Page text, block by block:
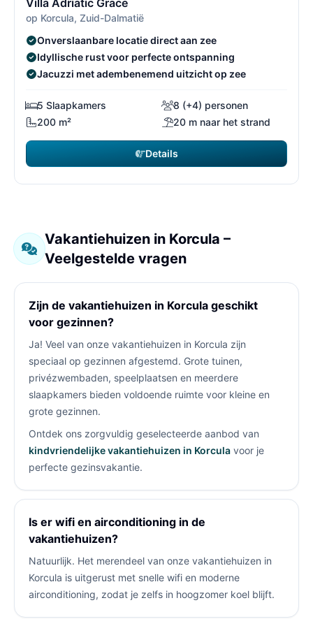
Villa Adriatic Grace
op Korcula, Zuid-Dalmatië
Onverslaanbare locatie direct aan zee
Idyllische rust voor perfecte ontspanning
Jacuzzi met adembenemend uitzicht op zee
5 Slaapkamers
8 (+4) personen
200 m²
20 m naar het strand
Details
Vakantiehuizen in Korcula –
Veelgestelde vragen
Zijn de vakantiehuizen in Korcula geschikt
voor gezinnen?
Ja! Veel van onze vakantiehuizen in Korcula zijn
speciaal op gezinnen afgestemd. Grote tuinen,
privézwembaden, speelplaatsen en meerdere
slaapkamers bieden voldoende ruimte voor kleine en
grote gezinnen.
Ontdek ons zorgvuldig geselecteerde aanbod van
kindvriendelijke vakantiehuizen in Korcula voor je
perfecte gezinsvakantie.
Is er wifi en airconditioning in de
vakantiehuizen?
Natuurlijk. Het merendeel van onze vakantiehuizen in
Korcula is uitgerust met snelle wifi en moderne
airconditioning, zodat je zelfs in hoogzomer koel blijft.